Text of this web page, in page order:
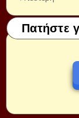
Πατήστε